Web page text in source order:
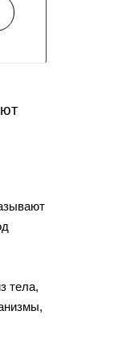
тела,